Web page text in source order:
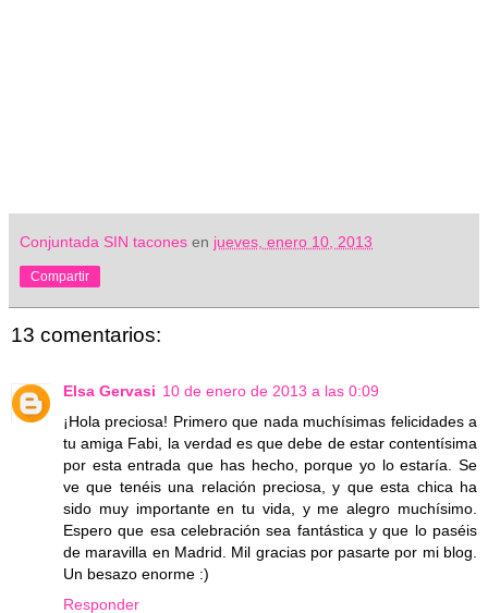
Conjuntada SIN tacones en jueves, enero 10, 2013
Compartir
13 comentarios:
Elsa Gervasi 10 de enero de 2013 a las 0:09
¡Hola preciosa! Primero que nada muchísimas felicidades a
tu amiga Fabi, la verdad es que debe de estar contentísima
por esta entrada que has hecho, porque yo lo estaría. Se
ve que tenéis una relación preciosa, y que esta chica ha
sido muy importante en tu vida, y me alegro muchísimo.
Espero que esa celebración sea fantástica y que lo paséis
de maravilla en Madrid. Mil gracias por pasarte por mi blog.
Un besazo enorme :)
Responder